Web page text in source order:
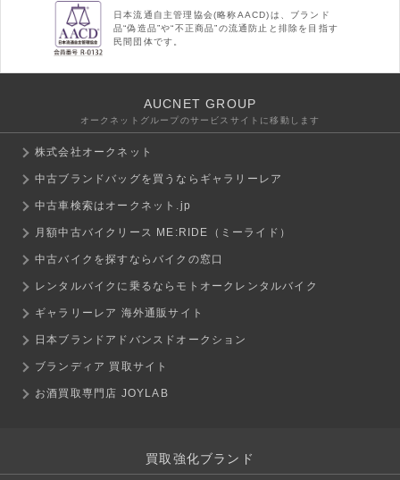
日本流通自主管理協会(略称AACD)は、ブランド
品“偽造品”や“不正商品”の流通防止と排除を目指す
民間団体です。
AUCNET GROUP
オークネットグループのサービスサイトに移動します
株式会社オークネット
中古ブランドバッグを買うならギャラリーレア
中古車検索はオークネット.jp
月額中古バイクリース ME:RIDE（ミーライド）
中古バイクを探すならバイクの窓口
レンタルバイクに乗るならモトオークレンタルバイク
ギャラリーレア 海外通販サイト
日本ブランドアドバンスドオークション
ブランディア 買取サイト
お酒買取専門店 JOYLAB
買取強化ブランド